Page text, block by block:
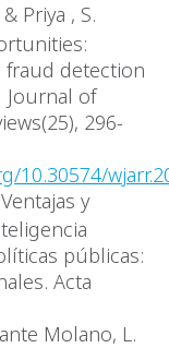
Priya , S.
fraud detection
Journal of
296-
y
públicas:
Acta
Molano, L.